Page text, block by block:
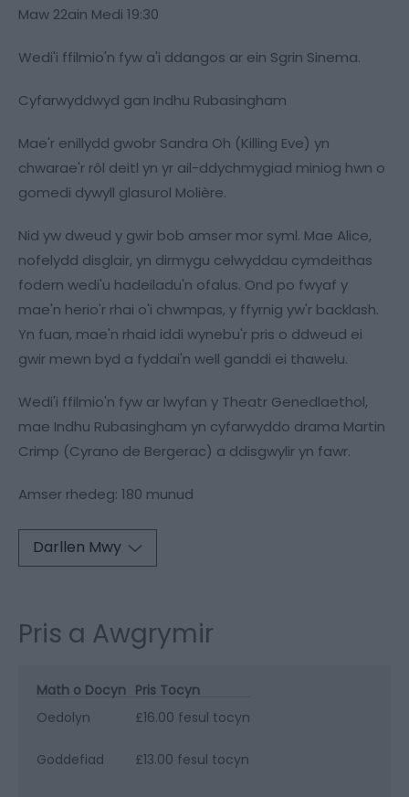
Maw 22ain Medi 19:30
Wedi'i ffilmio'n fyw a'i ddangos ar ein Sgrin Sinema.
Cyfarwyddwyd gan Indhu Rubasingham
Mae'r enillydd gwobr Sandra Oh (Killing Eve) yn
chwarae'r rôl deitl yn yr ail-ddychmygiad miniog hwn o
gomedi dywyll glasurol Molière.
Nid yw dweud y gwir bob amser mor syml. Mae Alice,
nofelydd disglair, yn dirmygu celwyddau cymdeithas
fodern wedi'u hadeiladu'n ofalus. Ond po fwyaf y
mae'n herio'r rhai o'i chwmpas, y ffyrnig yw'r backlash.
Yn fuan, mae'n rhaid iddi wynebu'r pris o ddweud ei
gwir mewn byd a fyddai'n well ganddi ei thawelu.
Wedi'i ffilmio'n fyw ar lwyfan y Theatr Genedlaethol,
mae Indhu Rubasingham yn cyfarwyddo drama Martin
Crimp (Cyrano de Bergerac) a ddisgwylir yn fawr.
Amser rhedeg: 180 munud
Darllen Mwy
Pris a Awgrymir
Math o Docyn Pris Tocyn
Oedolyn
£16.00 fesul tocyn
Goddefiad £13.00 fesul tocyn